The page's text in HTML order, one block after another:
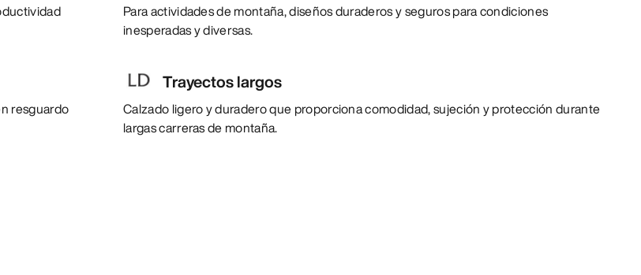
Para actividades de montaña, diseños duraderos y seguros para condiciones
inesperadas y diversas.
resguardo
Trayectos largos
Calzado ligero y duradero que proporciona comodidad, sujeción y protección durante
largas carreras de montaña.